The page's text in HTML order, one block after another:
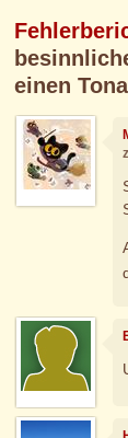
einen